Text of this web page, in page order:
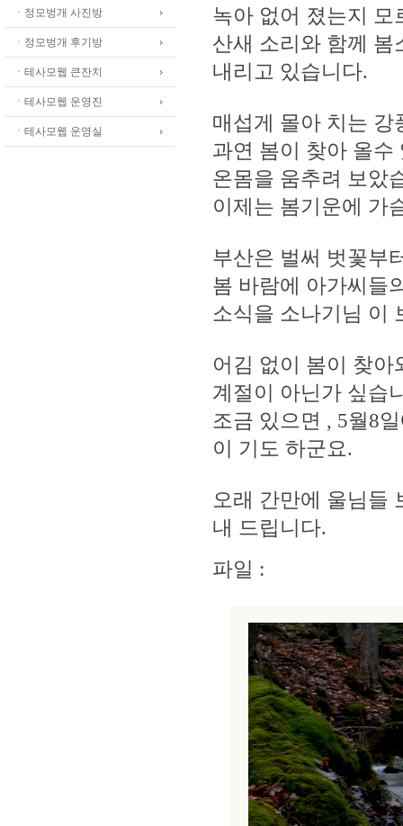
ㆍ정모벙개 사진방
ㆍ정모벙개 후기방
ㆍ테사모웹 큰잔치
ㆍ테사모웹 운영진
ㆍ테사모웹 운영실
녹아 없어 졌는지 모
산새 소리와 함께 봄
내리고 있습니다.
매섭게 몰아 치는 강
과연 봄이 찾아 올수
온몸을 움추려 보았
이제는 봄기운에 가
부산은 벌써 벗꽃부
봄 바람에 아가씨들
소식을 소나기님 이
어김 없이 봄이 찾
계절이 아닌가 싶습
조금 있으면 , 5월8
이 기도 하군요.
오래 간만에 울님들
내 드립니다.
파일 :